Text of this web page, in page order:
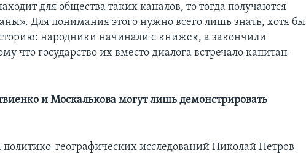
для общества таких каналов, то тогда получаются
Для понимания этого нужно всего лишь знать, хотя бы
народники начинали с книжек, а закончили
что государство их вместо диалога встречало капитан-
и Москалькова могут лишь демонстрировать
политико-географических исследований Николай Петров